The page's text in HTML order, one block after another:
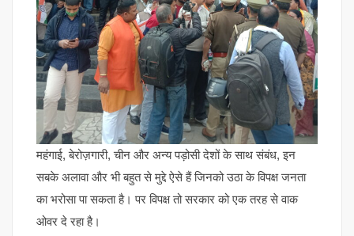
महंगाई, बेरोज़गारी, चीन और अन्य पड़ोसी देशों के साथ संबंध, इन
सबके अलावा और भी बहुत से मुद्दे ऐसे हैं जिनको उठा के विपक्ष जनता
का भरोसा पा सकता है। पर विपक्ष तो सरकार को एक तरह से वाक
ओवर दे रहा है।